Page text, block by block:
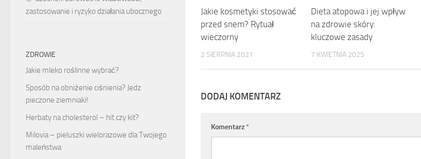
Jakie kosmetyki stosować
przed snem? Rytuał
wieczorny
2 SIERPNIA 2021
Dieta atopowa i jej wpływ
na zdrowie skóry:
kluczowe zasady
7 KWIETNIA 2025
DODAJ KOMENTARZ
Komentarz*
zastosowanie i ryzyko działania ubocznego
ZDROWIE
Jakie mleko roślinne wybrać?
Sposób na obniżenie ciśnienia? Jedz
pieczone ziemniaki!
Herbaty na cholesterol – hit czy kit?
Milovia – pieluszki wielorazowe dla Twojego
maleństwa